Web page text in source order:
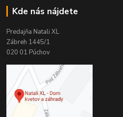
Kde nás nájdete
Predajňa Natali XL
Zábreh 1445/1
020 01 Púchov